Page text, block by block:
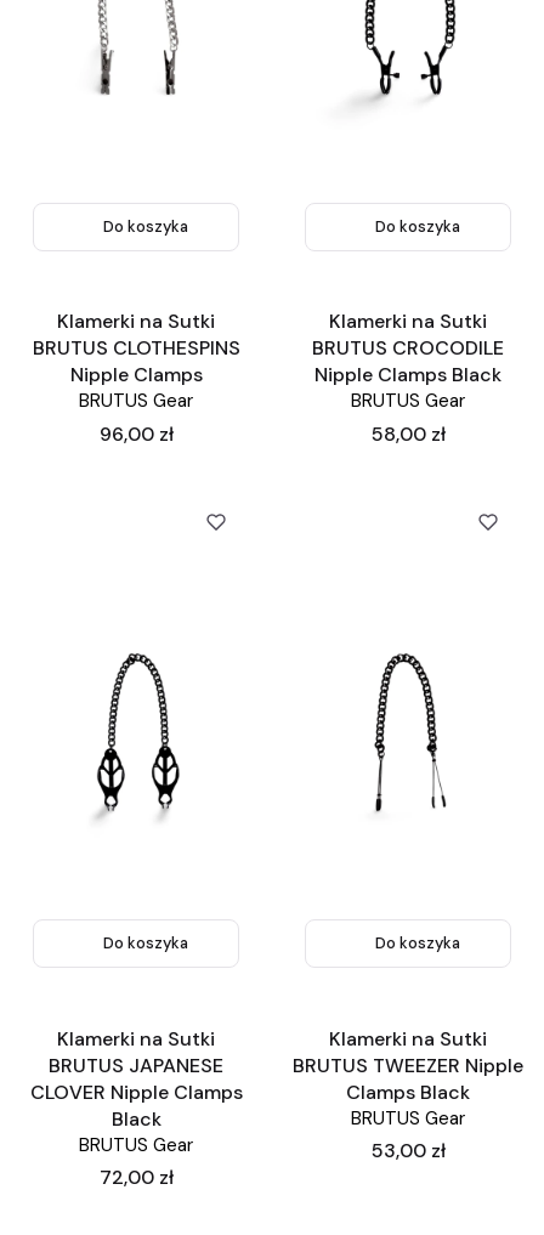
Do koszyka
Klamerki na Sutki
BRUTUS CLOTHESPINS
Nipple Clamps
BRUTUS Gear
Cena
96,00 zł
Do koszyka
Klamerki na Sutki
BRUTUS CROCODILE
Nipple Clamps Black
BRUTUS Gear
Cena
58,00 zł
Do koszyka
Klamerki na Sutki
BRUTUS JAPANESE
CLOVER Nipple Clamps
Black
BRUTUS Gear
Cena
72,00 zł
Do koszyka
Klamerki na Sutki
BRUTUS TWEEZER Nipple
Clamps Black
BRUTUS Gear
Cena
53,00 zł